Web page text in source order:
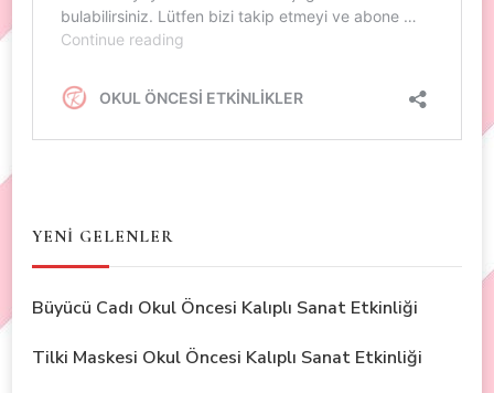
YENİ GELENLER
Büyücü Cadı Okul Öncesi Kalıplı Sanat Etkinliği
Tilki Maskesi Okul Öncesi Kalıplı Sanat Etkinliği